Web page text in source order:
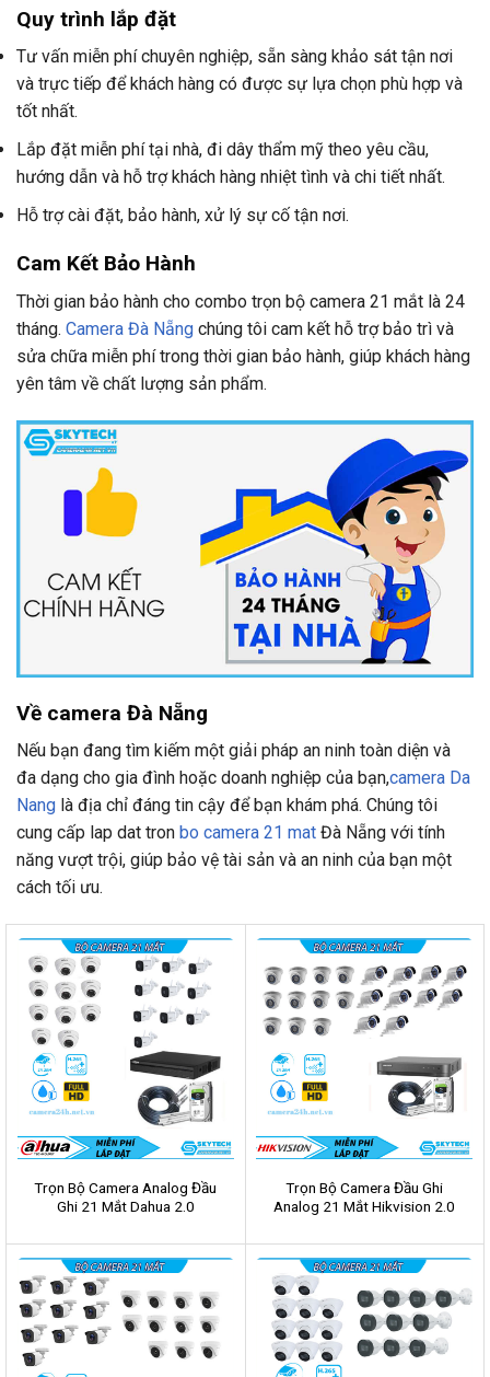
Quy trình lắp đặt
Tư vấn miễn phí chuyên nghiệp, sẵn sàng khảo sát tận nơi
và trực tiếp để khách hàng có được sự lựa chọn phù hợp và
tốt nhất.
Lắp đặt miễn phí tại nhà, đi dây thẩm mỹ theo yêu cầu,
hướng dẫn và hỗ trợ khách hàng nhiệt tình và chi tiết nhất.
Hỗ trợ cài đặt, bảo hành, xử lý sự cố tận nơi.
Cam Kết Bảo Hành
Thời gian bảo hành cho combo trọn bộ camera 21 mắt là 24
tháng. Camera Đà Nẵng chúng tôi cam kết hỗ trợ bảo trì và
sửa chữa miễn phí trong thời gian bảo hành, giúp khách hàng
yên tâm về chất lượng sản phẩm.
Về camera Đà Nẵng
Nếu bạn đang tìm kiếm một giải pháp an ninh toàn diện và
đa dạng cho gia đình hoặc doanh nghiệp của bạn,camera Da
Nang là địa chỉ đáng tin cậy để bạn khám phá. Chúng tôi
cung cấp lap dat tron bo camera 21 mat Đà Nẵng với tính
năng vượt trội, giúp bảo vệ tài sản và an ninh của bạn một
cách tối ưu.
Trọn Bộ Camera Analog Đầu
Ghi 21 Mắt Dahua 2.0
Trọn Bộ Camera Đầu Ghi
Analog 21 Mắt Hikvision 2.0